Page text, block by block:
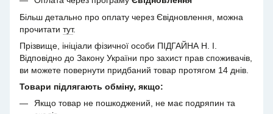
Більш детально про оплату через Євідновлення, можна
прочитати тут.
Прізвище, ініціали фізичної особи ПІДГАЙНА Н. І.
Відповідно до Закону України про захист прав споживачів,
ви можете повернути придбаний товар протягом 14 днів.
Товари підлягають обміну, якщо:
Якщо товар не пошкоджений, не має подряпин та